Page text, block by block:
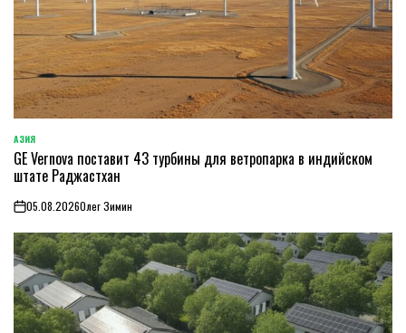
ОПУБЛИКОВАНО
В
АЗИЯ
GE Vernova поставит 43 турбины для ветропарка в индийском
штате Раджастхан
on05.08.2026Олег Зимин